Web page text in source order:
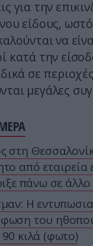
για την
είδους,
να
κατά την
σε
μεγάλες
στη
από εταιρεία
πάνω σε
Η
του
κιλά (φωτο)